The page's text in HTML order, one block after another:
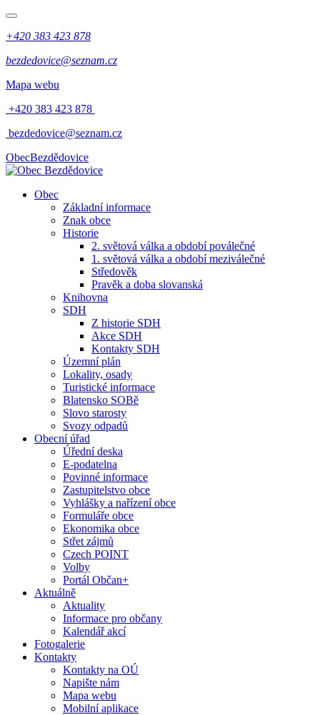
+420 383 423 878
bezdedovice@seznam.cz
Mapa webu
+420 383 423 878
bezdedovice@seznam.cz
ObecBezdědovice
Obec
Základní informace
Znak obce
Historie
2. světová válka a období poválečné
1. světová válka a období meziválečné
Středověk
Pravěk a doba slovanská
Knihovna
SDH
Z historie SDH
Akce SDH
Kontakty SDH
Územní plán
Lokality, osady
Turistické informace
Blatensko SOBě
Slovo starosty
Svozy odpadů
Obecní úřad
Úřední deska
E-podatelna
Povinné informace
Zastupitelstvo obce
Vyhlášky a nařízení obce
Formuláře obce
Ekonomika obce
Střet zájmů
Czech POINT
Volby
Portál Občan+
Aktuálně
Aktuality
Informace pro občany
Kalendář akcí
Fotogalerie
Kontakty
Kontakty na OÚ
Napište nám
Mapa webu
Mobilní aplikace